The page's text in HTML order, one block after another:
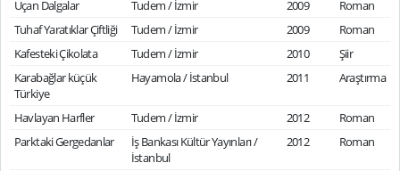
Uçan Dalgalar Tudem / İzmir 2009
Roman
Tuhaf Yaratıklar Çiftliği
Tudem / İzmir 2009
Roman
Kafesteki Çikolata
Tudem / İzmir 2010
Şiir
Karabağlar küçük
Türkiye
Hayamola / İstanbul 2011 Araştırma
Havlayan Harfler Tudem / İzmir 2012
Roman
Parktaki Gergedanlar
İş Bankası Kültür Yayınları /
İstanbul
2012 Roman